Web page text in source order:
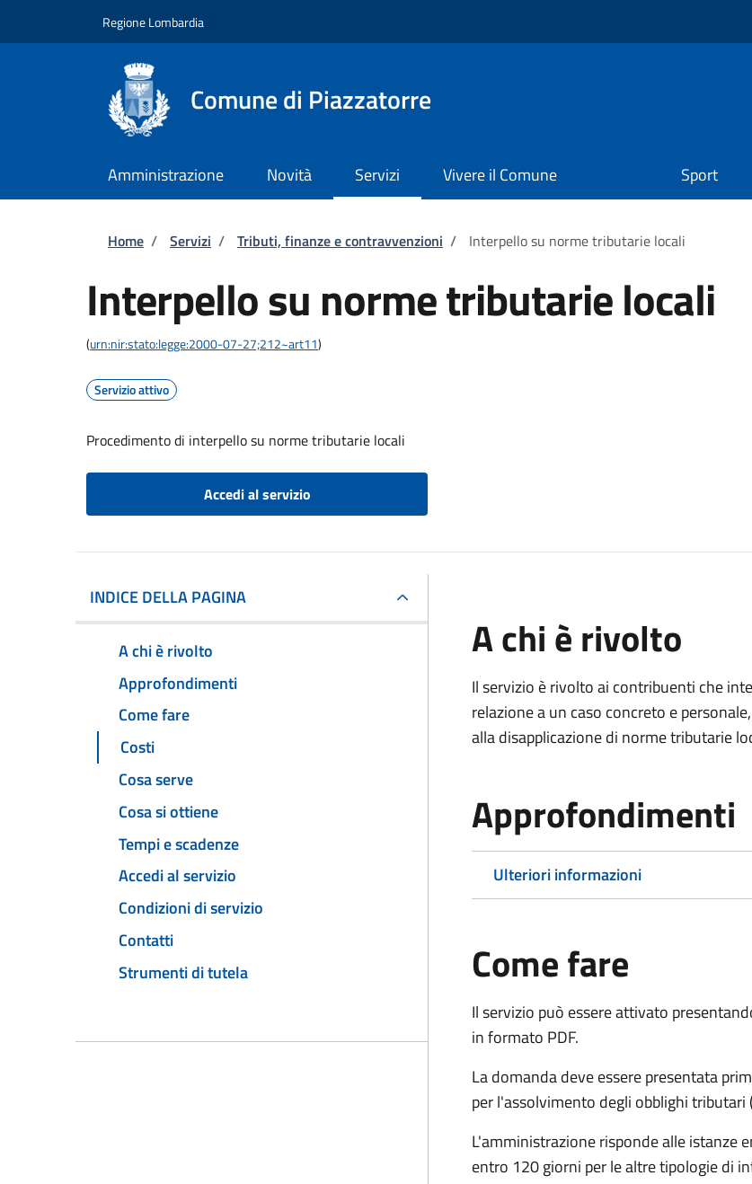
Regione Lombardia
Comune di Piazzatorre
Amministrazione Novità Servizi Vivere il Comune Sport
Briciole di pane
Home / Servizi / Tributi, finanze e contravvenzioni / Interpello su norme tributarie locali
Interpello su norme tributarie locali
(urn:nir:stato:legge:2000-07-27;212~art11)
Servizio attivo
Procedimento di interpello su norme tributarie locali
Accedi al servizio
INDICE DELLA PAGINA
A chi è rivolto
Approfondimenti
Come fare
Costi
Cosa serve
Cosa si ottiene
Tempi e scadenze
Accedi al servizio
Condizioni di servizio
Contatti
Strumenti di tutela
A chi è rivolto
Il servizio è rivolto ai contribuenti che
relazione a un caso concreto e
alla disapplicazione di norme tributarie
Approfondimenti
Ulteriori informazioni
Come fare
Il servizio può essere attivato
in formato PDF.
La domanda deve essere presentata
per l'assolvimento degli obblighi
L'amministrazione risponde alle istanze
entro 120 giorni per le altre tipologie di